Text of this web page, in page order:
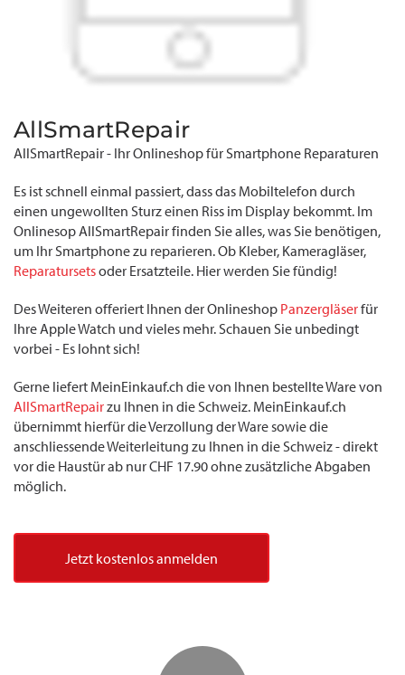
AllSmartRepair
AllSmartRepair - Ihr Onlineshop für Smartphone Reparaturen
Es ist schnell einmal passiert, dass das Mobiltelefon durch
einen ungewollten Sturz einen Riss im Display bekommt. Im
Onlinesop AllSmartRepair finden Sie alles, was Sie benötigen,
um Ihr Smartphone zu reparieren. Ob Kleber, Kameragläser,
Reparatursetsoder Ersatzteile. Hier werden Sie fündig!
Des Weiteren offeriert Ihnen der Onlineshop Panzergläserfür
Ihre Apple Watch und vieles mehr. Schauen Sie unbedingt
vorbei - Es lohnt sich!
Gerne liefert MeinEinkauf.ch die von Ihnen bestellte Ware von
AllSmartRepairzu Ihnen in die Schweiz. MeinEinkauf.ch
übernimmt hierfür die Verzollung der Ware sowie die
anschliessende Weiterleitung zu Ihnen in die Schweiz - direkt
vor die Haustür ab nur CHF 17.90 ohne zusätzliche Abgaben
möglich.
Jetzt kostenlos anmelden